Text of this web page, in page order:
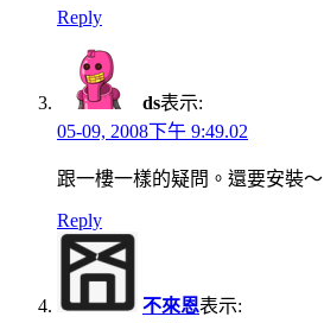
Reply
ds表示:
05-09, 2008下午 9:49.02
跟一樓一樣的疑問。還要安裝～
Reply
不來恩表示: